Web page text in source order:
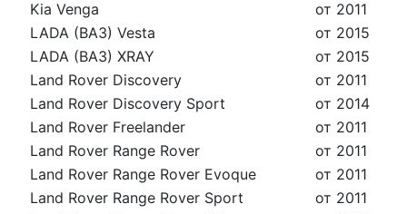
Kia Venga
от 2011
LADA (ВАЗ) Vesta
от 2015
LADA (ВАЗ) XRAY
от 2015
Land Rover Discovery
от 2011
Land Rover Discovery Sport
от 2014
Land Rover Freelander
от 2011
Land Rover Range Rover
от 2011
Land Rover Range Rover Evoque
от 2011
Land Rover Range Rover Sport
от 2011